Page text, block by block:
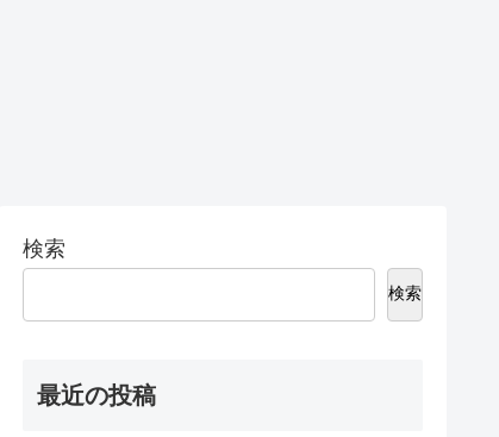
検索
検索
最近の投稿